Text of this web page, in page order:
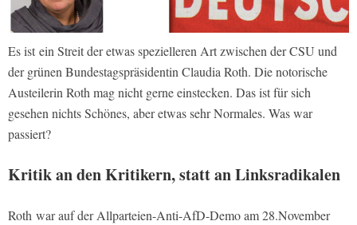
Es ist ein Streit der etwas spezielleren Art zwischen der CSU und
der grünen Bundestagspräsidentin Claudia Roth. Die notorische
Austeilerin Roth mag nicht gerne einstecken. Das ist für sich
gesehen nichts Schönes, aber etwas sehr Normales. Was war
passiert?
Kritik an den Kritikern, statt an Linksradikalen
Roth war auf der Allparteien-Anti-AfD-Demo am 28.November